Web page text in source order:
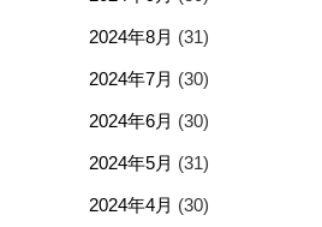
2024年8月 (31)
2024年7月 (30)
2024年6月 (30)
2024年5月 (31)
2024年4月 (30)